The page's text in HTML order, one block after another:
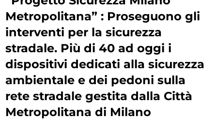
Metropolitana” : Proseguono gli
interventi per la sicurezza
stradale. Più di 40 ad oggi i
dispositivi dedicati alla sicurezza
ambientale e dei pedoni sulla
rete stradale gestita dalla Città
Metropolitana di Milano